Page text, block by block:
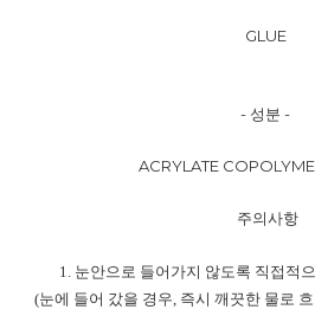
GLUE
- 성분 -
ACRYLATE
주의사항
1. 눈안으로 들어가지 않도록 직접적
(눈에 들어 갔을 경우, 즉시 깨끗한 물로